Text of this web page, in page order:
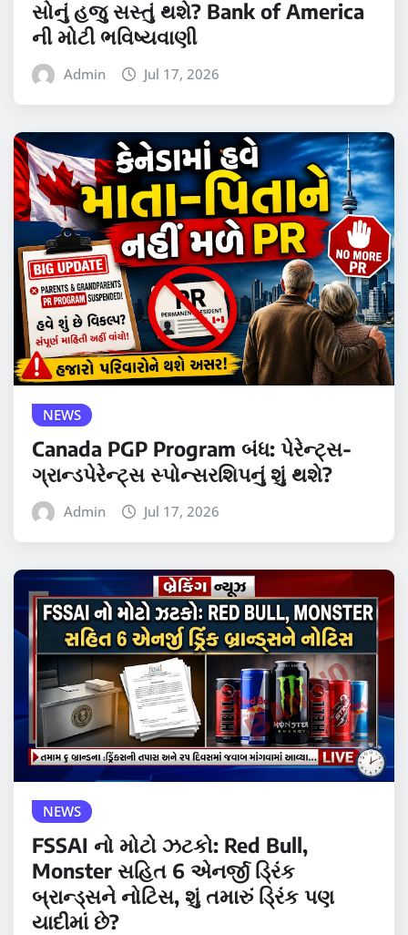
સોનું હજુ સસ્તું થશે? Bank of America
ની મોટી ભવિષ્યવાણી
Admin Jul 17, 2026
NEWS
Canada PGP Program બંધ: પેરેન્ટ્સ-
ગ્રાન્ડપેરેન્ટ્સ સ્પોન્સરશિપનું શું થશે?
Admin Jul 17, 2026
NEWS
FSSAI નો મોટો ઝટકો: Red Bull,
Monster સહિત 6 એનર્જી ડ્રિંક
બ્રાન્ડ્સને નોટિસ, શું તમારું ડ્રિંક પણ
યાદીમાં છે?